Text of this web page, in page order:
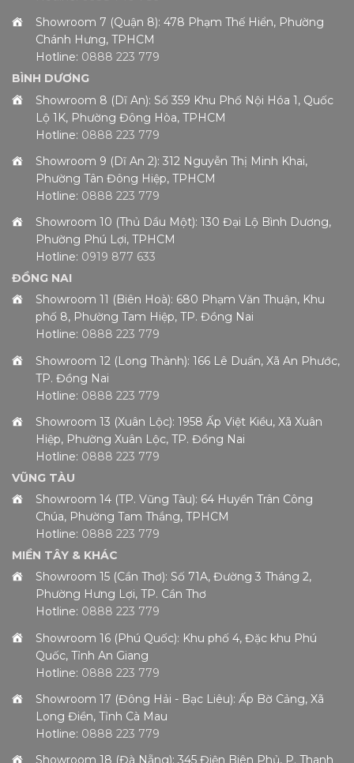
Showroom 7 (Quận 8): 478 Phạm Thế Hiển, Phường
Chánh Hưng, TPHCM
Hotline: 0888 223 779
BÌNH DƯƠNG
Showroom 8 (Dĩ An): Số 359 Khu Phố Nội Hóa 1, Quốc
Lộ 1K, Phường Đông Hòa, TPHCM
Hotline: 0888 223 779
Showroom 9 (Dĩ An 2): 312 Nguyễn Thị Minh Khai,
Phường Tân Đông Hiệp, TPHCM
Hotline: 0888 223 779
Showroom 10 (Thủ Dầu Một): 130 Đại Lộ Bình Dương,
Phường Phú Lợi, TPHCM
Hotline: 0919 877 633
ĐỒNG NAI
Showroom 11 (Biên Hoà): 680 Phạm Văn Thuận, Khu
phố 8, Phường Tam Hiệp, TP. Đồng Nai
Hotline: 0888 223 779
Showroom 12 (Long Thành): 166 Lê Duẩn, Xã An Phước,
TP. Đồng Nai
Hotline: 0888 223 779
Showroom 13 (Xuân Lộc): 1958 Ấp Việt Kiều, Xã Xuân
Hiệp, Phường Xuân Lộc, TP. Đồng Nai
Hotline: 0888 223 779
VŨNG TÀU
Showroom 14 (TP. Vũng Tàu): 64 Huyền Trân Công
Chúa, Phường Tam Thắng, TPHCM
Hotline: 0888 223 779
MIỀN TÂY & KHÁC
Showroom 15 (Cần Thơ): Số 71A, Đường 3 Tháng 2,
Phường Hưng Lợi, TP. Cần Thơ
Hotline: 0888 223 779
Showroom 16 (Phú Quốc): Khu phố 4, Đặc khu Phú
Quốc, Tỉnh An Giang
Hotline: 0888 223 779
Showroom 17 (Đông Hải - Bạc Liêu): Ấp Bờ Cảng, Xã
Long Điền, Tỉnh Cà Mau
Hotline: 0888 223 779
Showroom 18 (Đà Nẵng): 345 Điện Biên Phủ, P. Thanh